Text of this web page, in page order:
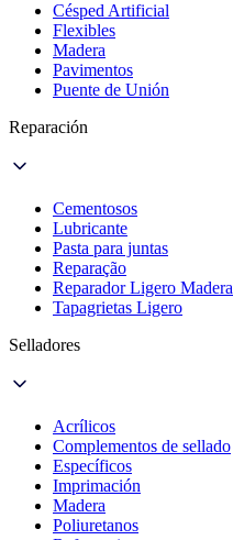
Césped Artificial
Flexibles
Madera
Pavimentos
Puente de Unión
Reparación
Cementosos
Lubricante
Pasta para juntas
Reparação
Reparador Ligero Madera
Tapagrietas Ligero
Selladores
Acrílicos
Complementos de sellado
Específicos
Imprimación
Madera
Poliuretanos